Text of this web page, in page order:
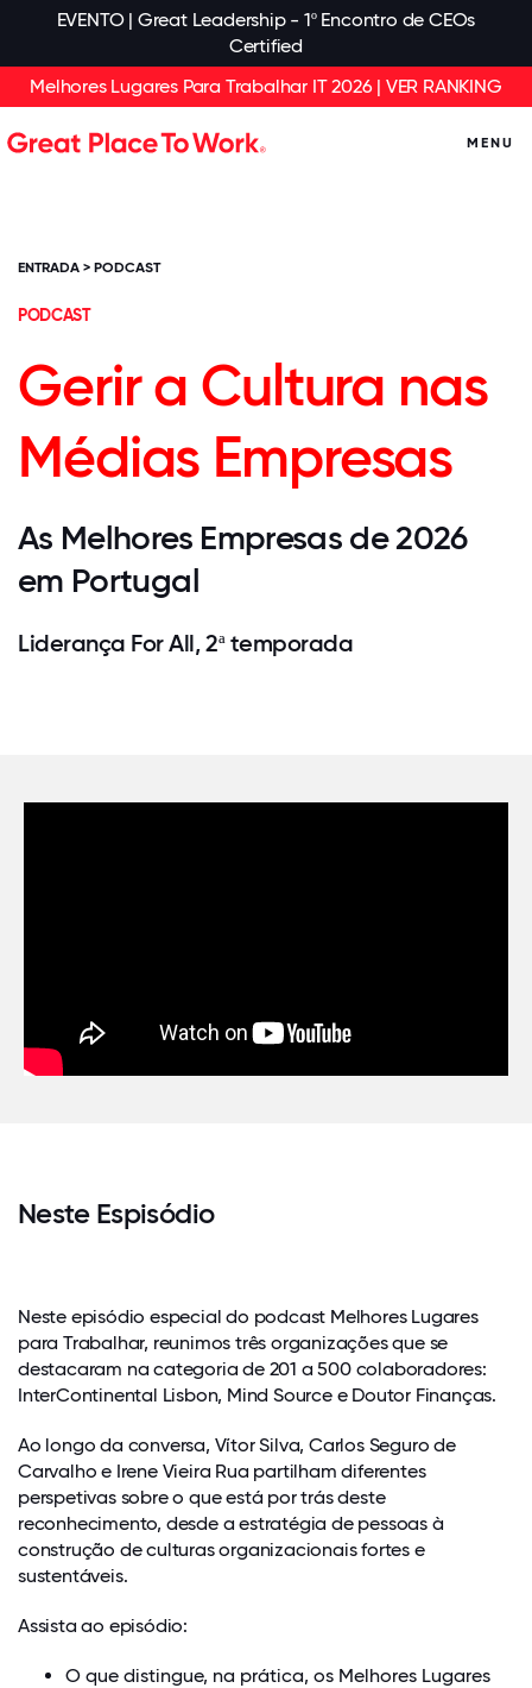
EVENTO | Great Leadership - 1º Encontro de CEOs
Certified
Melhores Lugares Para Trabalhar IT 2026 | VER RANKING
MENU
ENTRADA > PODCAST
PODCAST
Gerir a Cultura nas
Médias Empresas
As Melhores Empresas de 2026
em Portugal
Liderança For All, 2ª temporada
Neste Espisódio
Neste episódio especial do podcast Melhores Lugares
para Trabalhar, reunimos três organizações que se
destacaram na categoria de 201 a 500 colaboradores:
InterContinental Lisbon, Mind Source e Doutor Finanças.
Ao longo da conversa, Vítor Silva, Carlos Seguro de
Carvalho e Irene Vieira Rua partilham diferentes
perspetivas sobre o que está por trás deste
reconhecimento, desde a estratégia de pessoas à
construção de culturas organizacionais fortes e
sustentáveis.
Assista ao episódio:
O que distingue, na prática, os Melhores Lugares